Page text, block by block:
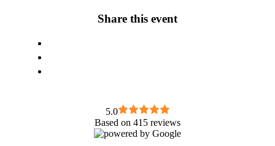
Share this event
5.0
Based on 415 reviews